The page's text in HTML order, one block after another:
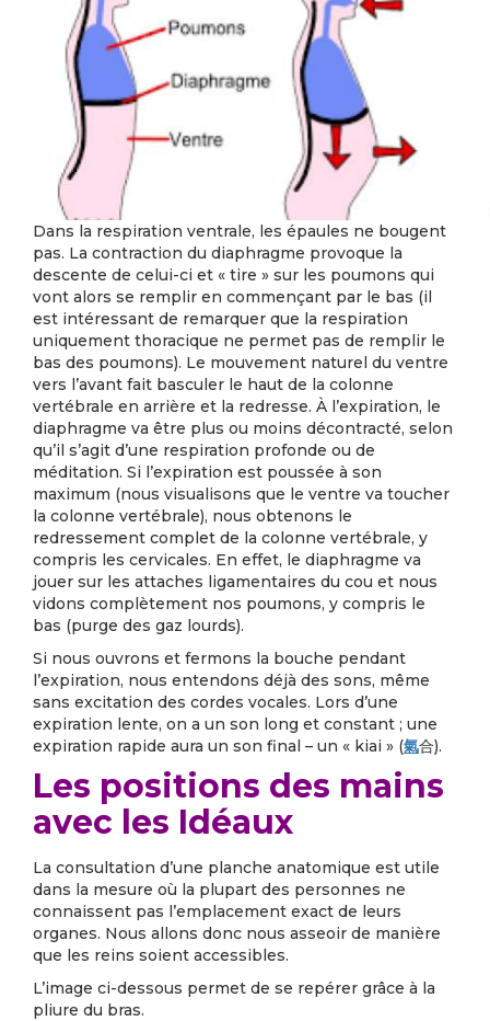
Dans la respiration ventrale, les épaules ne bougent
pas. La contraction du diaphragme provoque la
descente de celui-ci et « tire » sur les poumons qui
vont alors se remplir en commençant par le bas (il
est intéressant de remarquer que la respiration
uniquement thoracique ne permet pas de remplir le
bas des poumons). Le mouvement naturel du ventre
vers l’avant fait basculer le haut de la colonne
vertébrale en arrière et la redresse. À l’expiration, le
diaphragme va être plus ou moins décontracté, selon
qu’il s’agit d’une respiration profonde ou de
méditation. Si l’expiration est poussée à son
maximum (nous visualisons que le ventre va toucher
la colonne vertébrale), nous obtenons le
redressement complet de la colonne vertébrale, y
compris les cervicales. En effet, le diaphragme va
jouer sur les attaches ligamentaires du cou et nous
vidons complètement nos poumons, y compris le
bas (purge des gaz lourds).
Si nous ouvrons et fermons la bouche pendant
l’expiration, nous entendons déjà des sons, même
sans excitation des cordes vocales. Lors d’une
expiration lente, on a un son long et constant ; une
expiration rapide aura un son final – un « kiai » (氣合).
Les positions des mains
avec les Idéaux
La consultation d’une planche anatomique est utile
dans la mesure où la plupart des personnes ne
connaissent pas l’emplacement exact de leurs
organes. Nous allons donc nous asseoir de manière
que les reins soient accessibles.
L’image ci-dessous permet de se repérer grâce à la
pliure du bras.